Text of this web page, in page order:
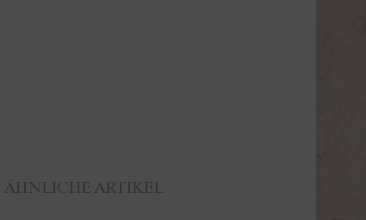
ÄHNLICHE ARTIKEL